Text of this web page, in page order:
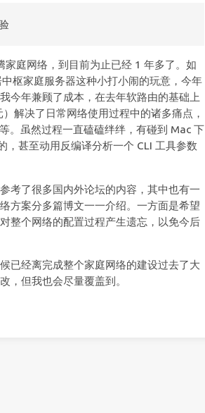
庭网络，到目前为止已经 1 年多了。如
枢家庭服务器这种小打小闹的玩意，今年
今年兼顾了成本，在去年软路由的基础上
解决了日常网络使用过程中的诸多痛点，
。虽然过程一直磕磕绊绊，有碰到 Mac 下
，甚至动用反编译分析一个 CLI 工具参数
考了很多国内外论坛的内容，其中也有一
方案分多篇博文一一介绍。一方面是希望
整个网络的配置过程产生遗忘，以免今后
已经离完成整个家庭网络的建设过去了大
，但我也会尽量覆盖到。